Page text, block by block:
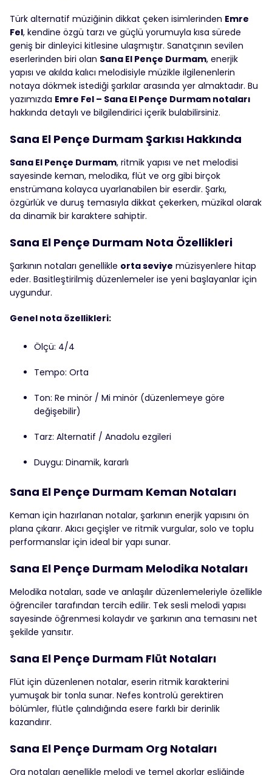
Türk alternatif müziğinin dikkat çeken isimlerinden Emre
Fel, kendine özgü tarzı ve güçlü yorumuyla kısa sürede
geniş bir dinleyici kitlesine ulaşmıştır. Sanatçının sevilen
eserlerinden biri olan Sana El Pençe Durmam, enerjik
yapısı ve akılda kalıcı melodisiyle müzikle ilgilenenlerin
notaya dökmek istediği şarkılar arasında yer almaktadır. Bu
yazımızda Emre Fel – Sana El Pençe Durmam notaları
hakkında detaylı ve bilgilendirici içerik bulabilirsiniz.
Sana El Pençe Durmam Şarkısı Hakkında
Sana El Pençe Durmam, ritmik yapısı ve net melodisi
sayesinde keman, melodika, flüt ve org gibi birçok
enstrümana kolayca uyarlanabilen bir eserdir. Şarkı,
özgürlük ve duruş temasıyla dikkat çekerken, müzikal olarak
da dinamik bir karaktere sahiptir.
Sana El Pençe Durmam Nota Özellikleri
Şarkının notaları genellikle orta seviye müzisyenlere hitap
eder. Basitleştirilmiş düzenlemeler ise yeni başlayanlar için
uygundur.
Genel nota özellikleri:
Ölçü: 4/4
Tempo: Orta
Ton: Re minör / Mi minör (düzenlemeye göre
değişebilir)
Tarz: Alternatif / Anadolu ezgileri
Duygu: Dinamik, kararlı
Sana El Pençe Durmam Keman Notaları
Keman için hazırlanan notalar, şarkının enerjik yapısını ön
plana çıkarır. Akıcı geçişler ve ritmik vurgular, solo ve toplu
performanslar için ideal bir yapı sunar.
Sana El Pençe Durmam Melodika Notaları
Melodika notaları, sade ve anlaşılır düzenlemeleriyle özellikle
öğrenciler tarafından tercih edilir. Tek sesli melodi yapısı
sayesinde öğrenmesi kolaydır ve şarkının ana temasını net
şekilde yansıtır.
Sana El Pençe Durmam Flüt Notaları
Flüt için düzenlenen notalar, eserin ritmik karakterini
yumuşak bir tonla sunar. Nefes kontrolü gerektiren
bölümler, flütle çalındığında esere farklı bir derinlik
kazandırır.
Sana El Pençe Durmam Org Notaları
Org notaları genellikle melodi ve temel akorlar eşliğinde